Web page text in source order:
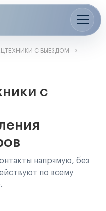
С ВЫЕЗДОМ
с
напрямую, без
по всему